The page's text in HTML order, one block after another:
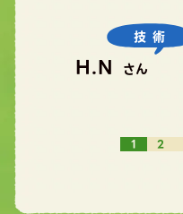
技術
H.N さん
1 2